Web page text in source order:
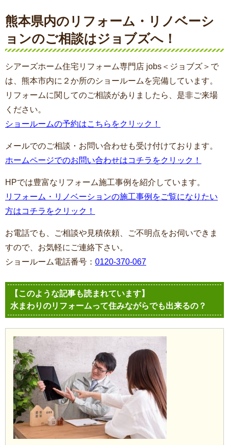
熊本県内のリフォーム・リノベーシ
ョンのご相談はジョブズへ！
シアーズホーム住宅リフォーム専門店 jobs＜ジョブズ＞で
は、熊本市内に２か所のショールームを完備しています。
リフォームに関してのご相談がありましたら、是非ご来場
ください。
ショールームの予約はこちらをクリック！
メールでのご相談・お問い合わせも受け付けております。
ホームページでのお問い合わせはコチラをクリック！
HPでは豊富なリフォーム施工事例を紹介しています。
リフォーム・リノベーションの施工事例をご覧になりたい
方はコチラをクリック！
お電話でも、ご相談や見積依頼、ご不明点をお伺いできま
すので、お気軽にご連絡下さい。
ショールーム電話番号： 0120-370-067
【このような記事も読まれています】
水まわりのリフォームって住みながらでも出来るの？